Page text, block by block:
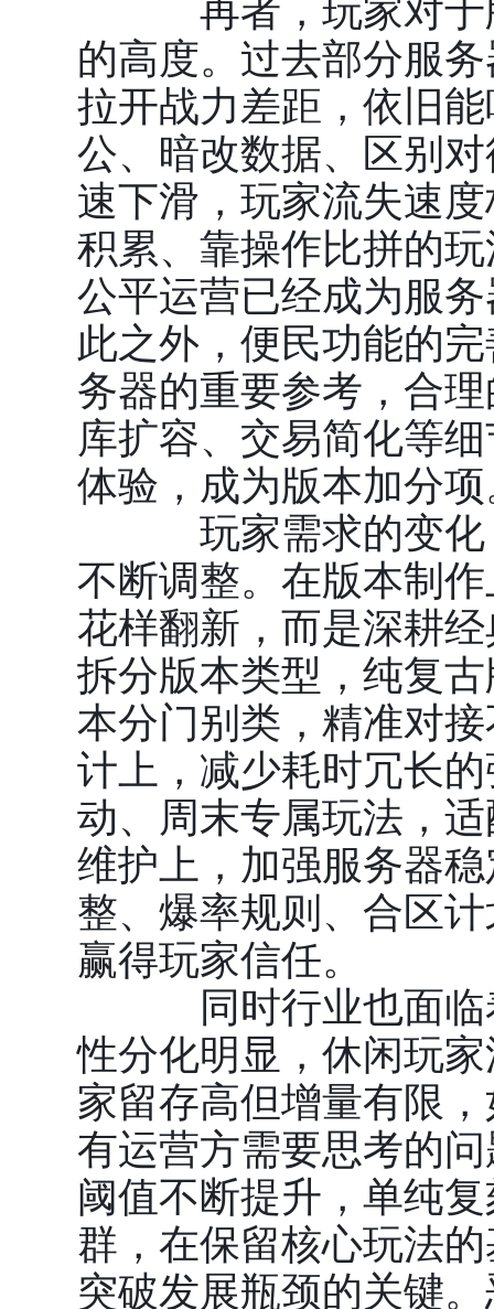
的高度。过去部分服
拉开战力差距，依旧
公、暗改数据、区别
速下滑，玩家流失速
积累、靠操作比拼的
公平运营已经成为服
此之外，便民功能的
务器的重要参考，合
库扩容、交易简化等
体验，成为版本加分
玩家需求的变化，
不断调整。在版本制
花样翻新，而是深耕
拆分版本类型，纯复
本分门别类，精准对
计上，减少耗时冗长
动、周末专属玩法，
维护上，加强服务器
整、爆率规则、合区
赢得玩家信任。
同时行业也面临着
性分化明显，休闲玩
家留存高但增量有限
有运营方需要思考的
阈值不断提升，单纯
群，在保留核心玩法
突破发展瓶颈的关键